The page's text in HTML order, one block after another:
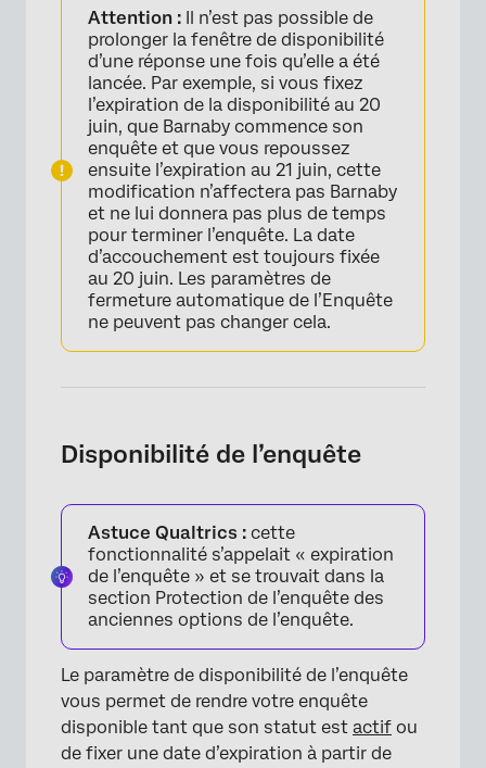
×
Attention : Il n’est pas possible de
prolonger la fenêtre de disponibilité
d’une réponse une fois qu’elle a été
lancée. Par exemple, si vous fixez
l’expiration de la disponibilité au 20
juin, que Barnaby commence son
enquête et que vous repoussez
ensuite l’expiration au 21 juin, cette
modification n’affectera pas Barnaby
et ne lui donnera pas plus de temps
pour terminer l’enquête. La date
d’accouchement est toujours fixée
au 20 juin. Les paramètres de
fermeture automatique de l’Enquête
ne peuvent pas changer cela.
Disponibilité de l’enquête
Astuce Qualtrics : cette
fonctionnalité s’appelait « expiration
de l’enquête » et se trouvait dans la
section Protection de l’enquête des
anciennes options de l’enquête.
Le paramètre de disponibilité de l’enquête
vous permet de rendre votre enquête
disponible tant que son statut est actif ou
de fixer une date d’expiration à partir de